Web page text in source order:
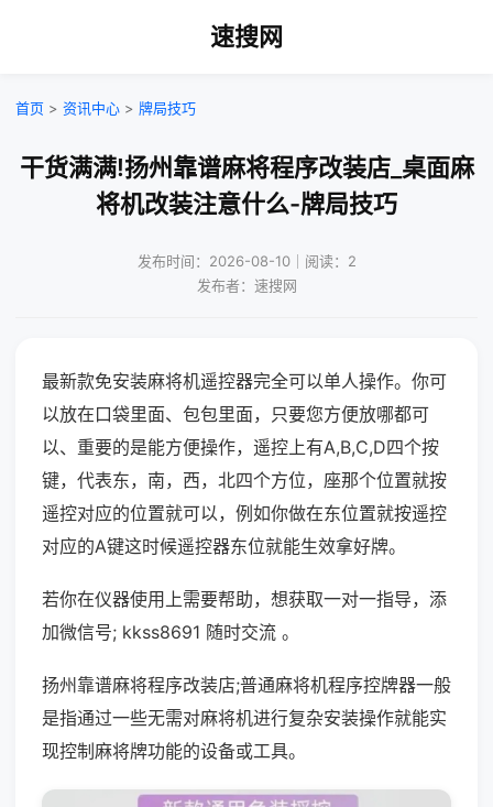
速搜网
首页 > 资讯中心 > 牌局技巧
干货满满!扬州靠谱麻将程序改装店_桌面麻
将机改装注意什么-牌局技巧
发布时间：2026-08-10｜阅读：2
发布者：速搜网
最新款免安装麻将机遥控器完全可以单人操作。你可
以放在口袋里面、包包里面，只要您方便放哪都可
以、重要的是能方便操作，遥控上有A,B,C,D四个按
键，代表东，南，西，北四个方位，座那个位置就按
遥控对应的位置就可以，例如你做在东位置就按遥控
对应的A键这时候遥控器东位就能生效拿好牌。
若你在仪器使用上需要帮助，想获取一对一指导，添
加微信号; kkss8691 随时交流 。
扬州靠谱麻将程序改装店;普通麻将机程序控牌器一般
是指通过一些无需对麻将机进行复杂安装操作就能实
现控制麻将牌功能的设备或工具。